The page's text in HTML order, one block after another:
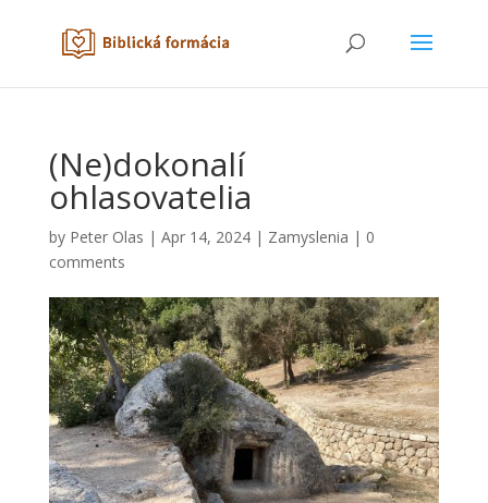
(Ne)dokonalí
ohlasovatelia
by Peter Olas | Apr 14, 2024| Zamyslenia | 0
comments